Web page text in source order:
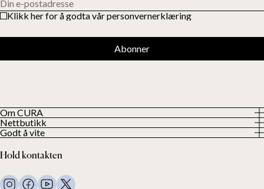
Om CURA
Om oss
Våre kunder
Nettbutikk
Alle våre produkter
Vektdyner
Sengetøy
Godt å vite
Vilkår og betingelser
FAQ
Hold kontakten
Din e-postadresse
Klikk her for å godta vår personvernerklæring
Abonner